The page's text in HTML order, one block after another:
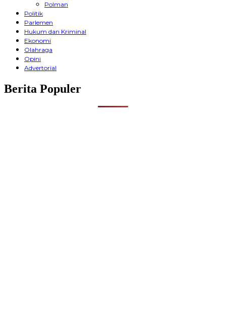
Polman
Politik
Parlemen
Hukum dan Kriminal
Ekonomi
Olahraga
Opini
Advertorial
Berita Populer